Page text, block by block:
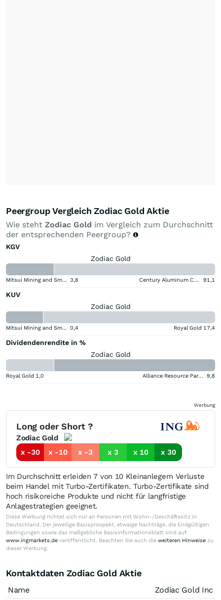
Peergroup Vergleich Zodiac Gold Aktie
Wie steht Zodiac Gold im Vergleich zum Durchschnitt
der entsprechenden Peergroup?
KGV
Zodiac Gold
Mitsui Mining and Smelting Company 3,8 Century Aluminum Company 91,1
KUV
Zodiac Gold
Mitsui Mining and Smelting Company 0,4 Royal Gold 17,4
Dividendenrendite in %
Zodiac Gold
Royal Gold 1,0 Alliance Resource Partners 9,8
Werbung
Long oder Short ?
Zodiac Gold
x -30
x -10 x -3 x 3 x 10 x 30
Im Durchschnitt erleiden 7 von 10 Kleinanlegern Verluste
beim Handel mit Turbo-Zertifikaten. Turbo-Zertifikate sind
hoch risikoreiche Produkte und nicht für langfristige
Anlagestrategien geeignet.
Diese Werbung richtet sich nur an Personen mit Wohn-/Geschäftssitz in
Deutschland. Der jeweilige Basisprospekt, etwaige Nachträge, die Endgültigen
Bedingungen sowie das maßgebliche Basisinformationsblatt sind auf
www.ingmarkets.de veröffentlicht. Beachten Sie auch die weiteren Hinweise zu
dieser Werbung.
Kontaktdaten Zodiac Gold Aktie
Name Zodiac Gold Inc